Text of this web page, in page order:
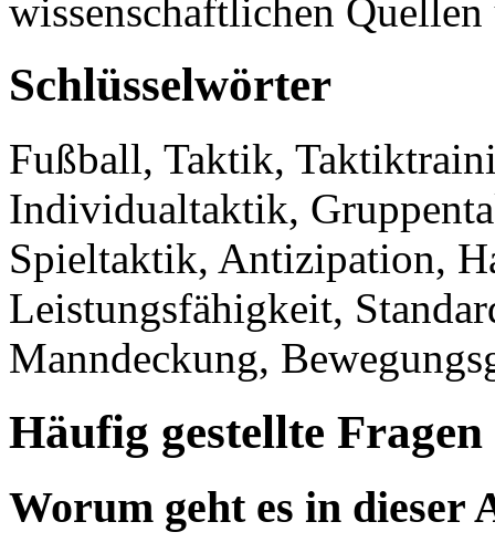
wissenschaftlichen
Schlüsselwörter
Fußball, Taktik,
Individualtaktik,
Spieltaktik, Antizipation,
Leistungsfähigkeit,
Manndeckung,
Häufig gestellte Fragen
Worum geht es in dieser